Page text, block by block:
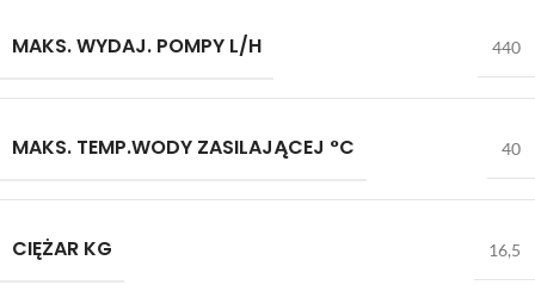
MAKS. WYDAJ. POMPY L/H 440
MAKS. TEMP.WODY ZASILAJĄCEJ °C 40
CIĘŻAR KG 16,5